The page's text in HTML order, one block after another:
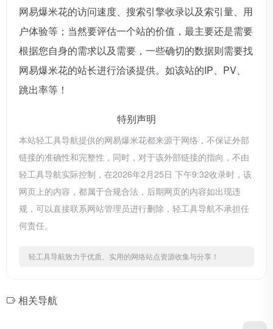
网易爆米花的访问速度、搜索引擎收录以及索引量、用
户体验等；当然要评估一个站的价值，最主要还是需要
根据您自身的需求以及需要，一些确切的数据则需要找
网易爆米花的站长进行洽谈提供。如该站的IP、PV、
跳出率等！
特别声明
本站轻工具导航提供的网易爆米花都来源于网络，不保证外部
链接的准确性和完整性，同时，对于该外部链接的指向，不由
轻工具导航实际控制，在2026年2月25日 下午9:32收录时，该
网页上的内容，都属于合规合法，后期网页的内容如出现违
规，可以直接联系网站管理员进行删除，轻工具导航不承担任
何责任。
轻工具导航致力于优质、实用的网络站点资源收集与分享！
相关导航